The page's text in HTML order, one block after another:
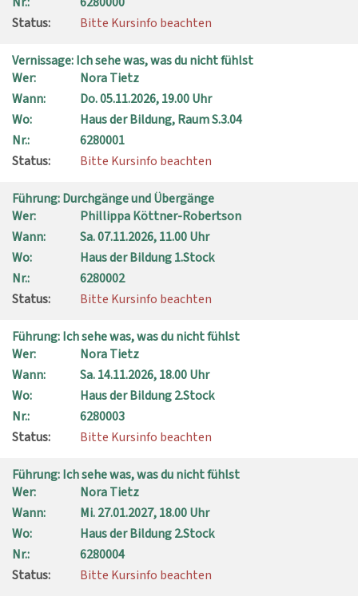
Status:
Bitte Kursinfo beachten
Vernissage: Ich sehe was, was du nicht fühlst
Wer:
Nora Tietz
Wann:
Do.05.11.2026, 19.00 Uhr
Wo:
Haus der Bildung, Raum S.3.04
Nr.:
6280001
Status:
Bitte Kursinfo beachten
Führung: Durchgänge und Übergänge
Wer:
Phillippa Köttner-Robertson
Wann:
Sa.07.11.2026, 11.00 Uhr
Wo:
Haus der Bildung 1.Stock
Nr.:
6280002
Status:
Bitte Kursinfo beachten
Führung: Ich sehe was, was du nicht fühlst
Wer:
Nora Tietz
Wann:
Sa.14.11.2026, 18.00 Uhr
Wo:
Haus der Bildung 2.Stock
Nr.:
6280003
Status:
Bitte Kursinfo beachten
Führung: Ich sehe was, was du nicht fühlst
Wer:
Nora Tietz
Wann:
Mi.27.01.2027, 18.00 Uhr
Wo:
Haus der Bildung 2.Stock
Nr.:
6280004
Status:
Bitte Kursinfo beachten